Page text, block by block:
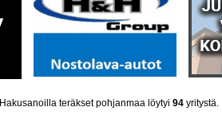
Hakusanoilla teräkset pohjanmaa löytyi 94 yritystä.